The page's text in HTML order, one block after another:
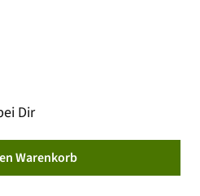
Dir
Warenkorb